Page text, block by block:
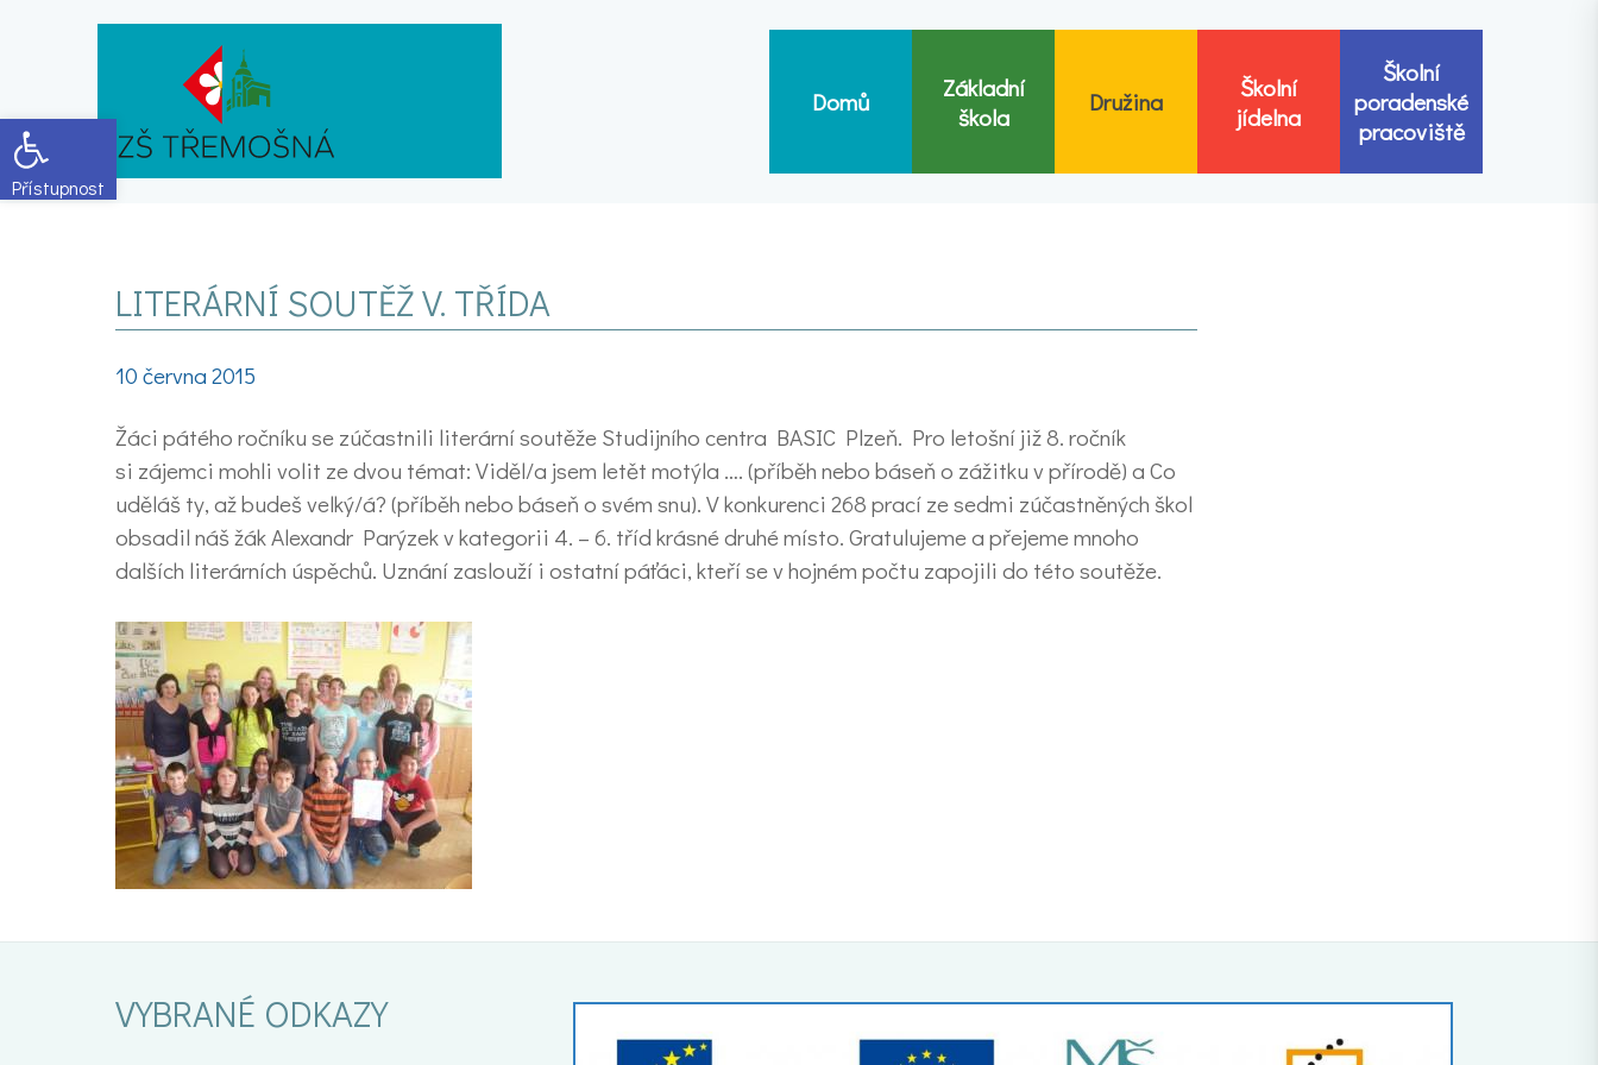
Open toolbar
Domů
Základní
škola
Družina
Školní
jídelna
Školní
poradenské
pracoviště
LITERÁRNÍ SOUTĚŽ V. TŘÍDA
10 června 2015
Žáci pátého ročníku se zúčastnili literární soutěže Studijního centra BASIC Plzeň. Pro letošní již 8. ročník
si zájemci mohli volit ze dvou témat: Viděl/a jsem letět motýla …. (příběh nebo báseň o zážitku v přírodě) a Co
uděláš ty, až budeš velký/á? (příběh nebo báseň o svém snu). V konkurenci 268 prací ze sedmi zúčastněných škol
obsadil náš žák Alexandr Parýzek v kategorii 4. – 6. tříd krásné druhé místo. Gratulujeme a přejeme mnoho
dalších literárních úspěchů. Uznání zaslouží i ostatní páťáci, kteří se v hojném počtu zapojili do této soutěže.
VYBRANÉ ODKAZY